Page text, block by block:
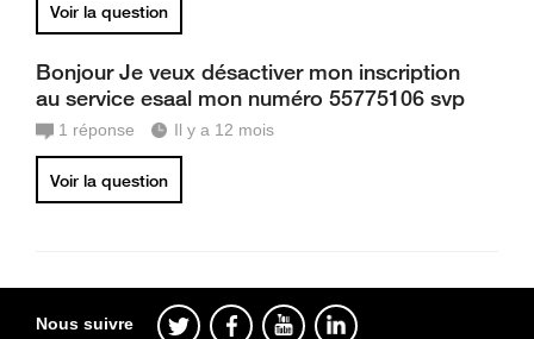
Voir la question
Bonjour Je veux désactiver mon inscription
au service esaal mon numéro 55775106 svp
1 réponse Il y a 12 mois
Voir la question
Nous suivre